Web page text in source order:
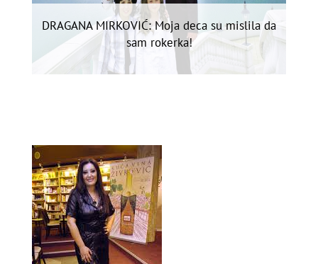
DRAGANA MIRKOVIĆ: Moja deca su mislila da
sam rokerka!